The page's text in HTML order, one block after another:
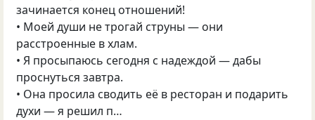
зачинается конец отношений!
• Моей души не трогай струны — они
расстроенные в хлам.
• Я просыпаюсь сегодня с надеждой — дабы
проснуться завтра.
• Она просила сводить её в ресторан и подарить
духи — я решил п…